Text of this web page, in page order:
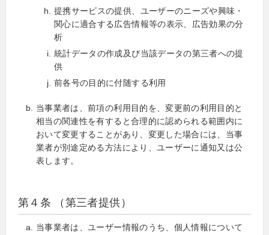
提携サービスの提供、ユーザーのニーズや興味・
関心に適合する広告情報等の表示、広告効果の分
析
統計データの作成及び当該データの第三者への提
供
前各号の目的に付随する利用
当事業者は、前項の利用目的を、変更前の利用目的と
相当の関連性を有すると合理的に認められる範囲内に
おいて変更することがあり、変更した場合には、当事
業者が別途定める方法により、ユーザーに通知又は公
表します。
第４条 （第三者提供）
当事業者は、ユーザー情報のうち、個人情報について